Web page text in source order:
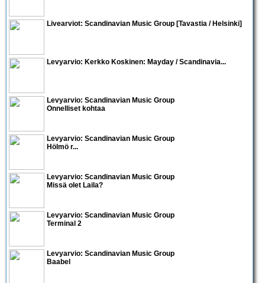
Livearviot: Scandinavian Music Group [Tavastia / Helsinki]
Levyarvio: Kerkko Koskinen: Mayday / Scandinavia...
Levyarvio: Scandinavian Music Group
Onnelliset kohtaa
Levyarvio: Scandinavian Music Group
Hölmö r...
Levyarvio: Scandinavian Music Group
Missä olet Laila?
Levyarvio: Scandinavian Music Group
Terminal 2
Levyarvio: Scandinavian Music Group
Baabel